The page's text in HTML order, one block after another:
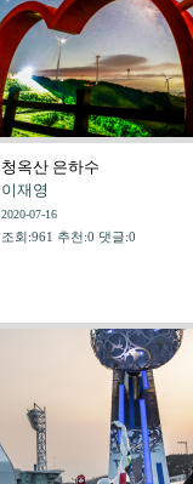
청옥산 은하수
이재영
2020-07-16
조회:961 추천:0 댓글:0